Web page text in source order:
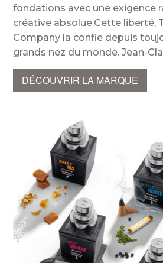
fondations avec une exigence
créative absolue.Cette liberté,
Company la confie depuis
grands nez du monde. Jean-
DÉCOUVRIR LA MARQUE